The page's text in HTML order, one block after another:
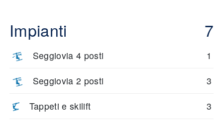
Impianti 7
Seggiovia 4 posti 1
Seggiovia 2 posti 3
Tappeti e skilift 3